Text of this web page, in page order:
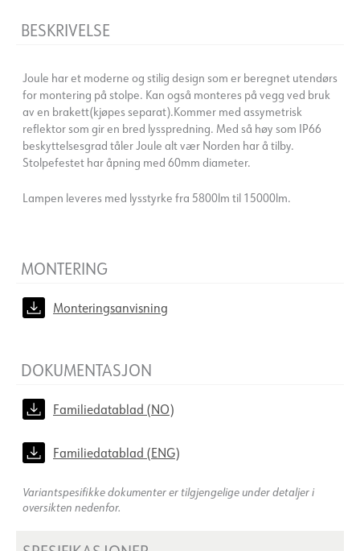
BESKRIVELSE
Joule har et moderne og stilig design som er beregnet utendørs
for montering på stolpe. Kan også monteres på vegg ved bruk
av en brakett(kjøpes separat).Kommer med assymetrisk
reflektor som gir en bred lysspredning. Med så høy som IP66
beskyttelsesgrad tåler Joule alt vær Norden har å tilby.
Stolpefestet har åpning med 60mm diameter.
Lampen leveres med lysstyrke fra 5800lm til 15000lm.
MONTERING
Monteringsanvisning
DOKUMENTASJON
Familiedatablad (NO)
Familiedatablad (ENG)
Variantspesifikke dokumenter er tilgjengelige under detaljer i
oversikten nedenfor.